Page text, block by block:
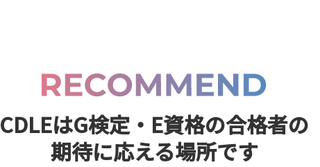
CDLEはG検定・E資格の合格者の
期待に応える場所です